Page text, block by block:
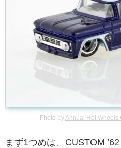
Photo byAnnual Hot Wheels
まず1つめは、CUSTOM